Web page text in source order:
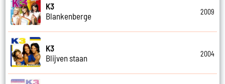
K3
Blankenberge
2009
K3
Blijven staan
2004